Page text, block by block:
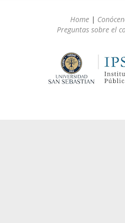
Home |
Preguntas sobre el